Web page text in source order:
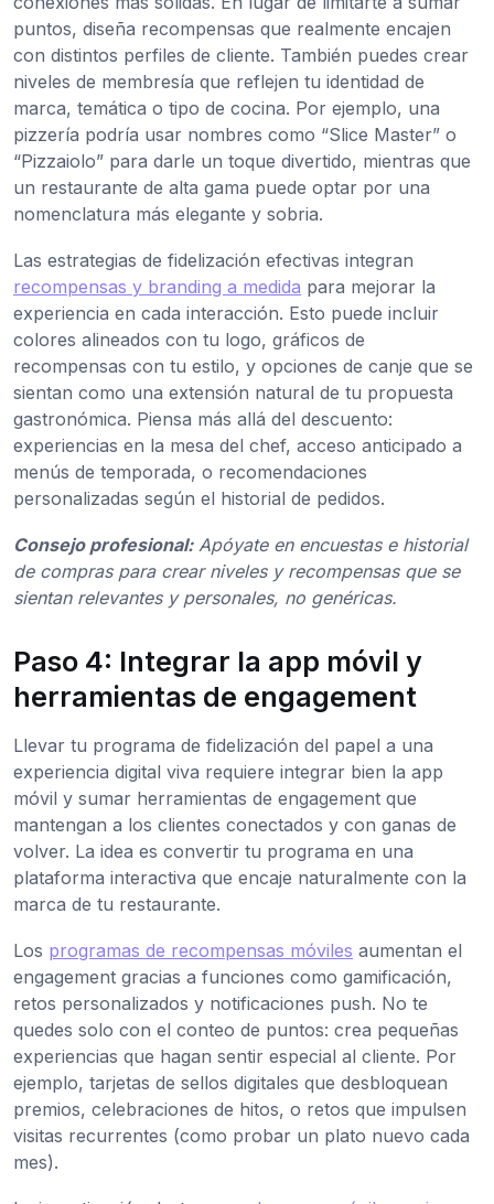
puntos, diseña recompensas que realmente encajen
con distintos perfiles de cliente. También puedes crear
niveles de membresía que reflejen tu identidad de
marca, temática o tipo de cocina. Por ejemplo, una
pizzería podría usar nombres como “Slice Master” o
“Pizzaiolo” para darle un toque divertido, mientras que
un restaurante de alta gama puede optar por una
nomenclatura más elegante y sobria.
Las estrategias de fidelización efectivas integran
recompensas y branding a medida para mejorar la
experiencia en cada interacción. Esto puede incluir
colores alineados con tu logo, gráficos de
recompensas con tu estilo, y opciones de canje que se
sientan como una extensión natural de tu propuesta
gastronómica. Piensa más allá del descuento:
experiencias en la mesa del chef, acceso anticipado a
menús de temporada, o recomendaciones
personalizadas según el historial de pedidos.
Consejo profesional: Apóyate en encuestas e historial
de compras para crear niveles y recompensas que se
sientan relevantes y personales, no genéricas.
Paso 4: Integrar la app móvil y
herramientas de engagement
Llevar tu programa de fidelización del papel a una
experiencia digital viva requiere integrar bien la app
móvil y sumar herramientas de engagement que
mantengan a los clientes conectados y con ganas de
volver. La idea es convertir tu programa en una
plataforma interactiva que encaje naturalmente con la
marca de tu restaurante.
Los programas de recompensas móviles aumentan el
engagement gracias a funciones como gamificación,
retos personalizados y notificaciones push. No te
quedes solo con el conteo de puntos: crea pequeñas
experiencias que hagan sentir especial al cliente. Por
ejemplo, tarjetas de sellos digitales que desbloquean
premios, celebraciones de hitos, o retos que impulsen
visitas recurrentes (como probar un plato nuevo cada
mes).